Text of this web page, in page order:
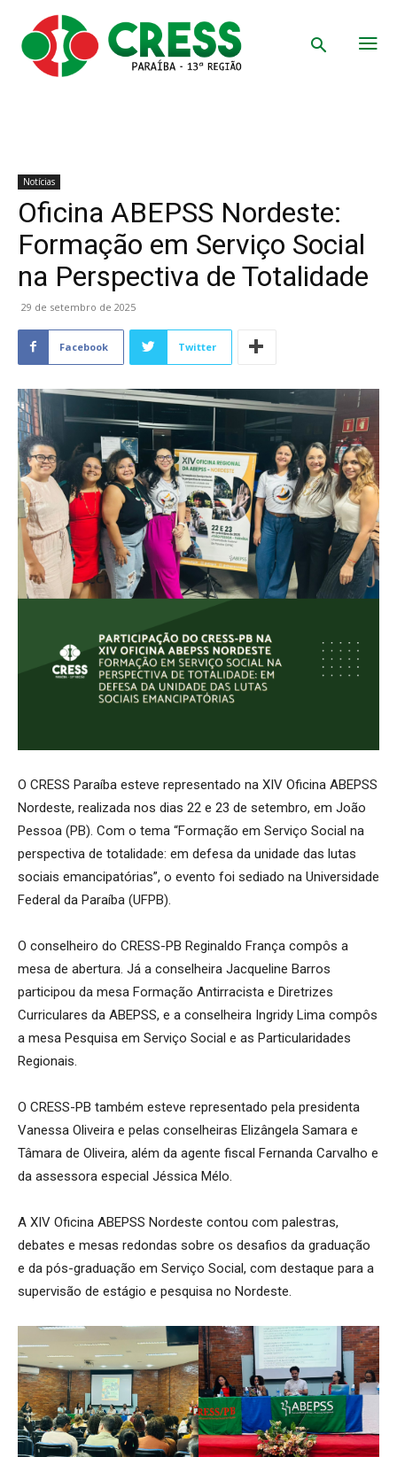
Notícias
Oficina ABEPSS Nordeste:
Formação em Serviço Social
na Perspectiva de Totalidade
29 de setembro de 2025
Facebook Twitter
O CRESS Paraíba esteve representado na XIV Oficina ABEPSS
Nordeste, realizada nos dias 22 e 23 de setembro, em João
Pessoa (PB). Com o tema “Formação em Serviço Social na
perspectiva de totalidade: em defesa da unidade das lutas
sociais emancipatórias”, o evento foi sediado na Universidade
Federal da Paraíba (UFPB).
O conselheiro do CRESS-PB Reginaldo França compôs a
mesa de abertura. Já a conselheira Jacqueline Barros
participou da mesa Formação Antirracista e Diretrizes
Curriculares da ABEPSS, e a conselheira Ingridy Lima compôs
a mesa Pesquisa em Serviço Social e as Particularidades
Regionais.
O CRESS-PB também esteve representado pela presidenta
Vanessa Oliveira e pelas conselheiras Elizângela Samara e
Tâmara de Oliveira, além da agente fiscal Fernanda Carvalho e
da assessora especial Jéssica Mélo.
A XIV Oficina ABEPSS Nordeste contou com palestras,
debates e mesas redondas sobre os desafios da graduação
e da pós-graduação em Serviço Social, com destaque para a
supervisão de estágio e pesquisa no Nordeste.